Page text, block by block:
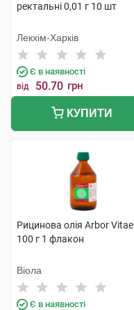
ректальні 0,01 г 10 шт
Лекхім-Харків
Є в наявності
від 50.70 грн
КУПИТИ
Рицинова олія Arbor Vitae
100 г 1 флакон
Віола
Є в наявності